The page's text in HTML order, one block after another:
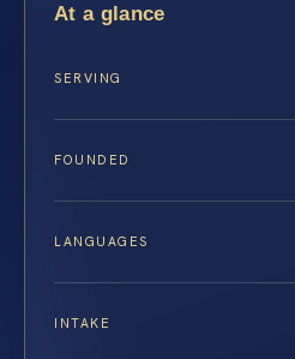
At a glance
SERVING
FOUNDED
LANGUAGES
INTAKE